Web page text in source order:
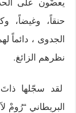
يعضّون على
حنقاً، وغيضاً،
الجدوى ، دائماً
نظرهم الزائغ.
لقد سجّلها
البريطاني